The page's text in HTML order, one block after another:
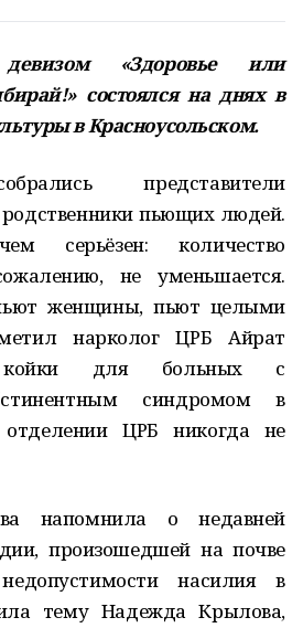
«Здоровье или
состоялся на днях в
в Красноусольском.
представители
пьющих людей.
серьёзен: количество
не уменьшается.
женщины, пьют целыми
нарколог ЦРБ Айрат
койки для больных с
синдромом в
отделении ЦРБ никогда не
напомнила о недавней
произошедшей на почве
насилия в
тему Надежда Крылова,